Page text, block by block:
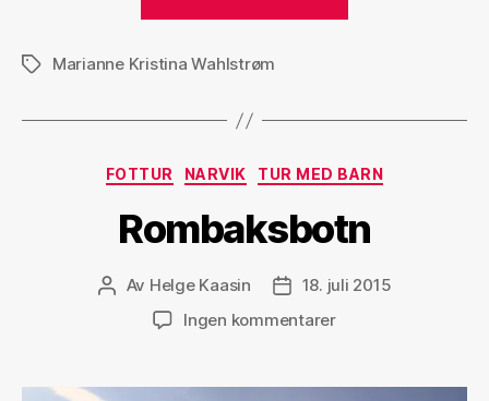
StikkordMarianne Kristina Wahlstrøm
Kategorier
FOTTUR NARVIK TUR MED BARN
Rombaksbotn
Innleggsforfatter
Av Helge Kaasin Publiseringsdato
18. juli 2015
Ingen kommentarertil